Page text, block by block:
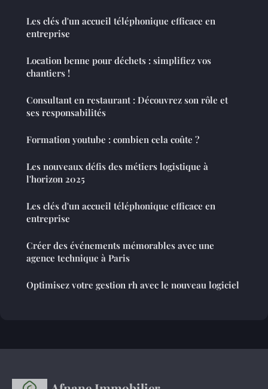
Les clés d'un accueil téléphonique efficace en
entreprise
Location benne pour déchets : simplifiez vos
chantiers !
Consultant en restaurant : Découvrez son rôle et
ses responsabilités
Formation youtube : combien cela coûte ?
Les nouveaux défis des métiers logistique à
l'horizon 2025
Les clés d'un accueil téléphonique efficace en
entreprise
Créer des événements mémorables avec une
agence technique à Paris
Optimisez votre gestion rh avec le nouveau logiciel